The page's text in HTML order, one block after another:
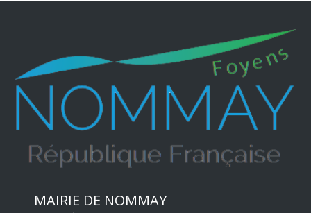
MAIRIE DE NOMMAY